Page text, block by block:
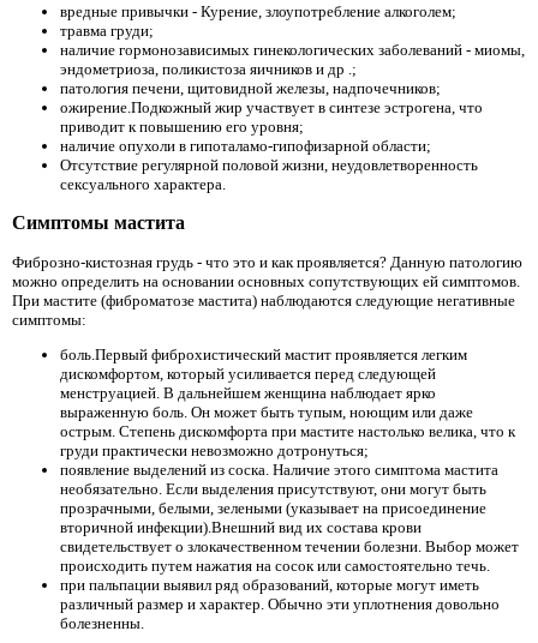
вредные привычки - Курение, злоупотребление алкоголем;
травма груди;
наличие гормонозависимых гинекологических заболеваний - миомы,
эндометриоза, поликистоза яичников и др .;
патология печени, щитовидной железы, надпочечников;
ожирение.Подкожный жир участвует в синтезе эстрогена, что
приводит к повышению его уровня;
наличие опухоли в гипоталамо-гипофизарной области;
Отсутствие регулярной половой жизни, неудовлетворенность
сексуального характера.
Симптомы мастита
Фиброзно-кистозная грудь - что это и как проявляется? Данную патологию
можно определить на основании основных сопутствующих ей симптомов.
При мастите (фиброматозе мастита) наблюдаются следующие негативные
симптомы:
боль.Первый фиброхистический мастит проявляется легким
дискомфортом, который усиливается перед следующей
менструацией. В дальнейшем женщина наблюдает ярко
выраженную боль. Он может быть тупым, ноющим или даже
острым. Степень дискомфорта при мастите настолько велика, что к
груди практически невозможно дотронуться;
появление выделений из соска. Наличие этого симптома мастита
необязательно. Если выделения присутствуют, они могут быть
прозрачными, белыми, зелеными (указывает на присоединение
вторичной инфекции).Внешний вид их состава крови
свидетельствует о злокачественном течении болезни. Выбор может
происходить путем нажатия на сосок или самостоятельно течь.
при пальпации выявил ряд образований, которые могут иметь
различный размер и характер. Обычно эти уплотнения довольно
болезненны.